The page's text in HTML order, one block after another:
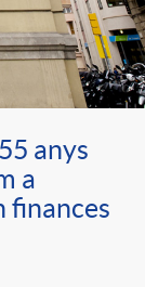
anys
a
finances